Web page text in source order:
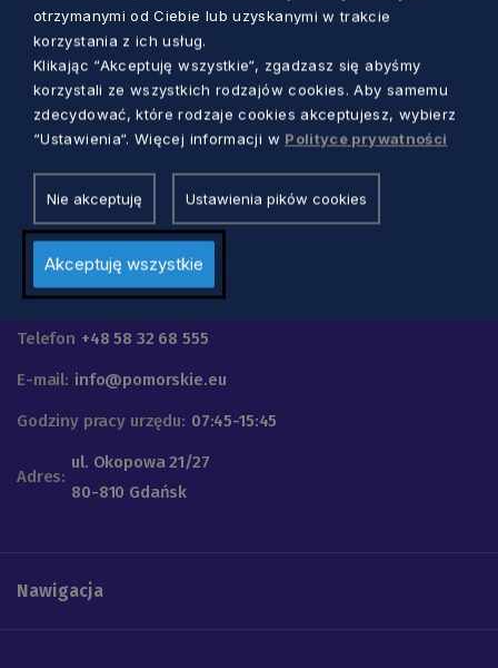
Urząd Marszałkowski
Województwa Pomorskiego
Telefon +48 58 32 68 555
E-mail: info@pomorskie.eu
Godziny pracy urzędu: 07:45-15:45
Adres:
ul. Okopowa 21/27
80-810 Gdańsk
Nawigacja
otrzymanymi od Ciebie lub uzyskanymi w trakcie
korzystania z ich usług.
Klikając “Akceptuję wszystkie“, zgadzasz się abyśmy
korzystali ze wszystkich rodzajów cookies. Aby samemu
zdecydować, które rodzaje cookies akceptujesz, wybierz
“Ustawienia“. Więcej informacji w Polityce prywatności
Nie akceptuję Ustawienia pików cookies
Akceptuję wszystkie